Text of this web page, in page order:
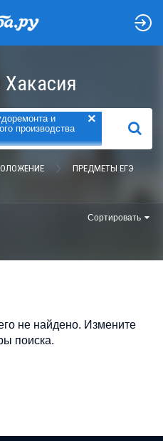
и
производства
×
НАЙТИ
ПРЕДМЕТЫ ЕГЭ
Сортировать
не найдено. Измените
поиска.